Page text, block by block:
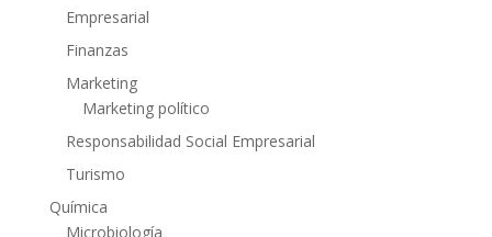
Empresarial
Finanzas
Marketing
Marketing político
Responsabilidad Social Empresarial
Turismo
Química
Microbiología